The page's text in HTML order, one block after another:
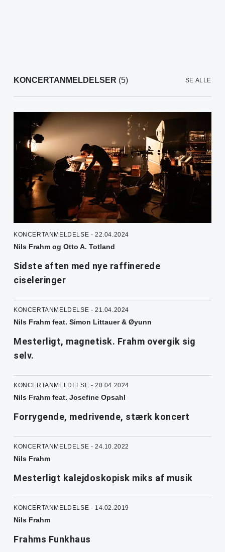
KONCERTANMELDELSER (5) SE ALLE
KONCERTANMELDELSE - 22.04.2024
Nils Frahm og Otto A. Totland
Sidste aften med nye raffinerede
ciseleringer
KONCERTANMELDELSE - 21.04.2024
Nils Frahm feat. Simon Littauer & Øyunn
Mesterligt, magnetisk. Frahm overgik sig
selv.
KONCERTANMELDELSE - 20.04.2024
Nils Frahm feat. Josefine Opsahl
Forrygende, medrivende, stærk koncert
KONCERTANMELDELSE - 24.10.2022
Nils Frahm
Mesterligt kalejdoskopisk miks af musik
KONCERTANMELDELSE - 14.02.2019
Nils Frahm
Frahms Funkhaus